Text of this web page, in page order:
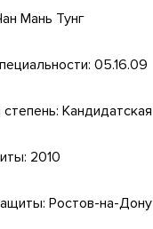
Мань Тунг
05.16.09
Кандидатская
2010
Ростов-на-Дону